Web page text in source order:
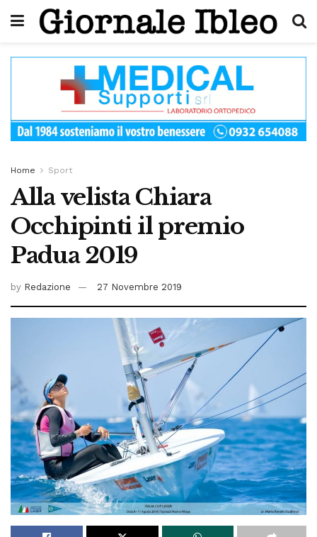
Home Sport
Alla velista Chiara
Occhipinti il premio
Padua 2019
by Redazione 27 Novembre 2019